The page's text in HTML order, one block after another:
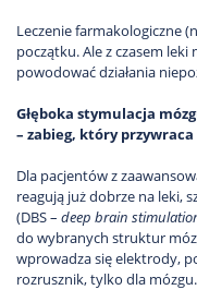
Leczenie farmakologiczne
początku. Ale z czasem
powodować działania
Głęboka stymulacja
– zabieg, który
Dla pacjentów z
reagują już dobrze na leki,
(DBS – deep brain
do wybranych struktur
wprowadza się elektrody,
rozrusznik, tylko dla mózgu.